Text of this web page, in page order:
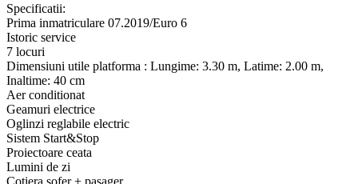
Specificatii:
Prima inmatriculare 07.2019/Euro 6
Istoric service
7 locuri
Dimensiuni utile platforma : Lungime: 3.30 m, Latime: 2.00 m,
Inaltime: 40 cm
Aer conditionat
Geamuri electrice
Oglinzi reglabile electric
Sistem Start&Stop
Proiectoare ceata
Lumini de zi
Cotiera sofer + pasager